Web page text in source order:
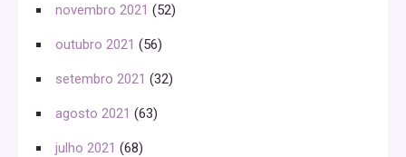
novembro 2021 (52)
outubro 2021 (56)
setembro 2021 (32)
agosto 2021 (63)
julho 2021 (68)